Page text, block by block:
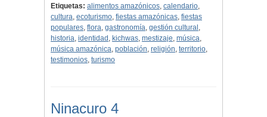
Etiquetas: alimentos amazónicos, calendario,
cultura, ecoturismo, fiestas amazónicas, fiestas
populares, flora, gastronomía, gestión cultural ,
historia, identidad , kichwas, mestizaje, música,
música amazónica, población, religión, territorio,
testimonios, turismo
Ninacuro 4